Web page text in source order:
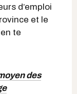
d’emploi
et le
te
des